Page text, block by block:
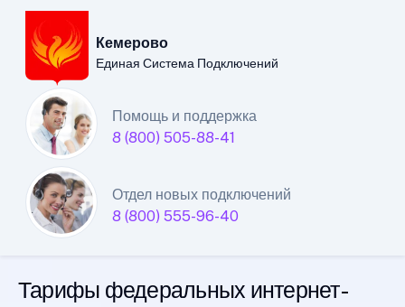
Кемерово
Единая Система Подключений
Помощь и поддержка
8 (800) 505-88-41
Отдел новых подключений
8 (800) 555-96-40
Кемеровский филиал
Единой Системы
Подключений
интернета
Тарифы федеральных интернет-